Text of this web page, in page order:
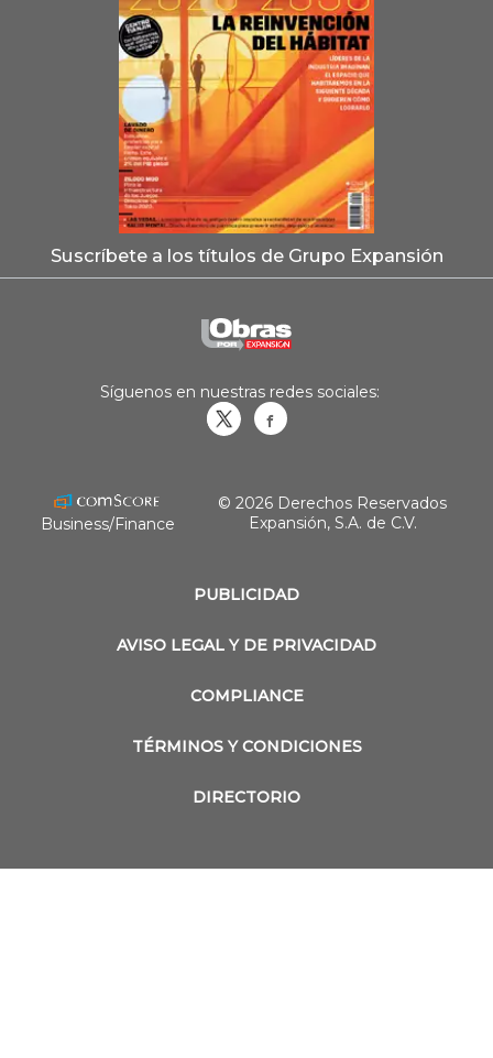
Suscríbete a los títulos de Grupo Expansión
PUBLICIDAD
AVISO LEGAL Y DE PRIVACIDAD
COMPLIANCE
TÉRMINOS Y CONDICIONES
DIRECTORIO
Síguenos en nuestras redes sociales:
Business/Finance
© 2026 Derechos Reservados
Expansión, S.A. de C.V.